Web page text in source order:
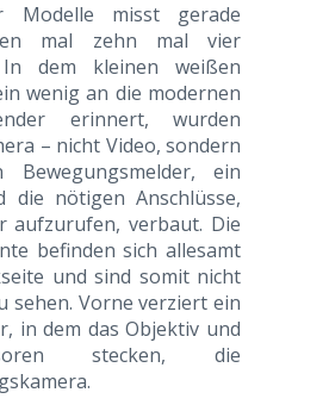
Modelle misst gerade
mal zehn mal vier
In dem kleinen weißen
wenig an die modernen
erinnert, wurden
– nicht Video, sondern
ein
die nötigen Anschlüsse,
aufzurufen, verbaut. Die
befinden sich allesamt
und sind somit nicht
sehen. Vorne verziert ein
in dem das Objektiv und
stecken, die